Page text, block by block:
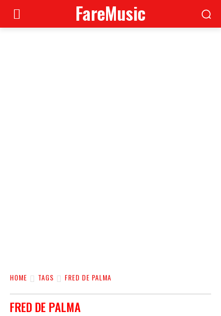
FareMusic
HOME TAGS FRED DE PALMA
FRED DE PALMA